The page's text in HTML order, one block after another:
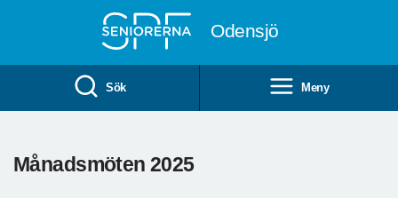
Odensjö
Sök Meny
Månadsmöten 2025